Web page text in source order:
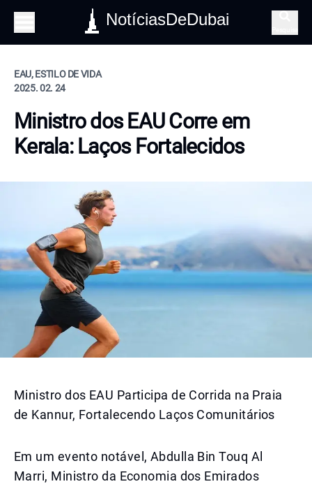
NotíciasDeDubai
EAU, ESTILO DE VIDA
2025. 02. 24
Ministro dos EAU Corre em
Kerala: Laços Fortalecidos
Ministro dos EAU Participa de Corrida na Praia
de Kannur, Fortalecendo Laços Comunitários
Em um evento notável, Abdulla Bin Touq Al
Marri, Ministro da Economia dos Emirados